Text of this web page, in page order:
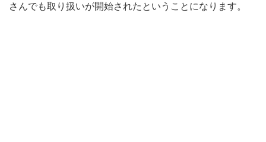
さんでも取り扱いが開始されたということになります。